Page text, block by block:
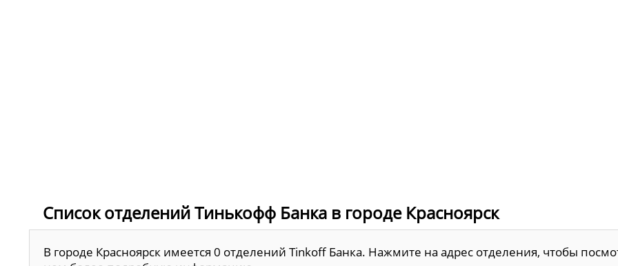
Список отделений Тинькофф Банка в городе Красноярск
В городе Красноярск имеется 0 отделений Tinkoff Банка. Нажмите на адрес отделения, чтобы